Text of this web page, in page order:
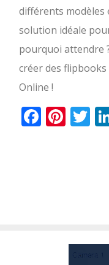
différents
solution idéale
pourquoi attendre
créer des
Online !